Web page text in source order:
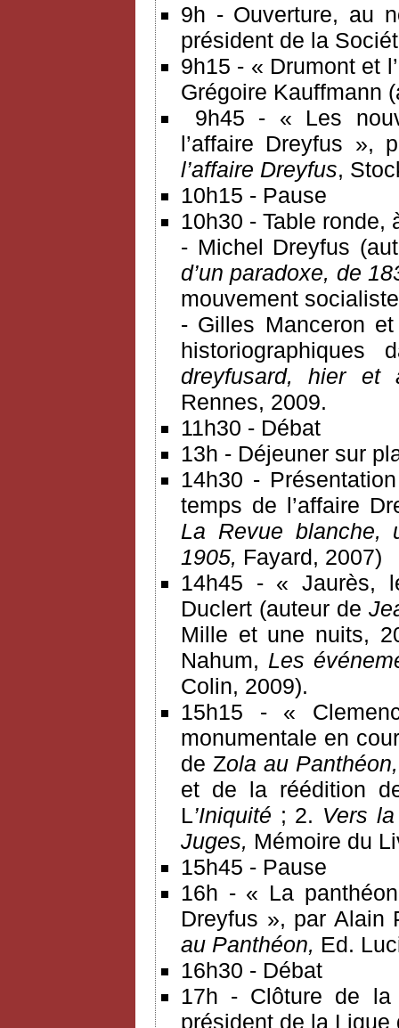
9h - Ouverture, au
président de la
9h15 - « Drumont et
Grégoire Kauffmann
9h45 - « Les
l’affaire Dreyfus »,
l’affaire Dreyfus,
10h15 - Pause
10h30 - Table ronde,
- Michel Dreyfus
d’un paradoxe, de
mouvement
- Gilles Manceron
dreyfusard, hier et
Rennes, 2009.
11h30 - Débat
13h - Déjeuner sur
14h30 -
temps de l’affaire
La Revue blanche,
1905, Fayard, 2007)
14h45 - « Jaurès,
Duclert (auteur de
Mille et une nuits,
Nahum, Les
Colin, 2009).
15h15 - «
monumentale en
de Zola au
et de la réédition
L’Iniquité ; 2. Vers
Juges, Mémoire du
15h45 - Pause
16h - « La
Dreyfus », par Alain
au Panthéon, Ed.
16h30 - Débat
17h - Clôture de la
président de la Ligue